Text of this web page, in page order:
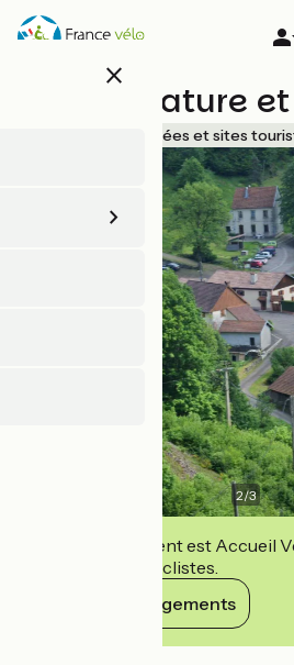
Aller
au
close
Espace nature
Musées et sites
2/3
Cet établissement est Accueil
accueillir des cyclistes.
Voir ses engagements